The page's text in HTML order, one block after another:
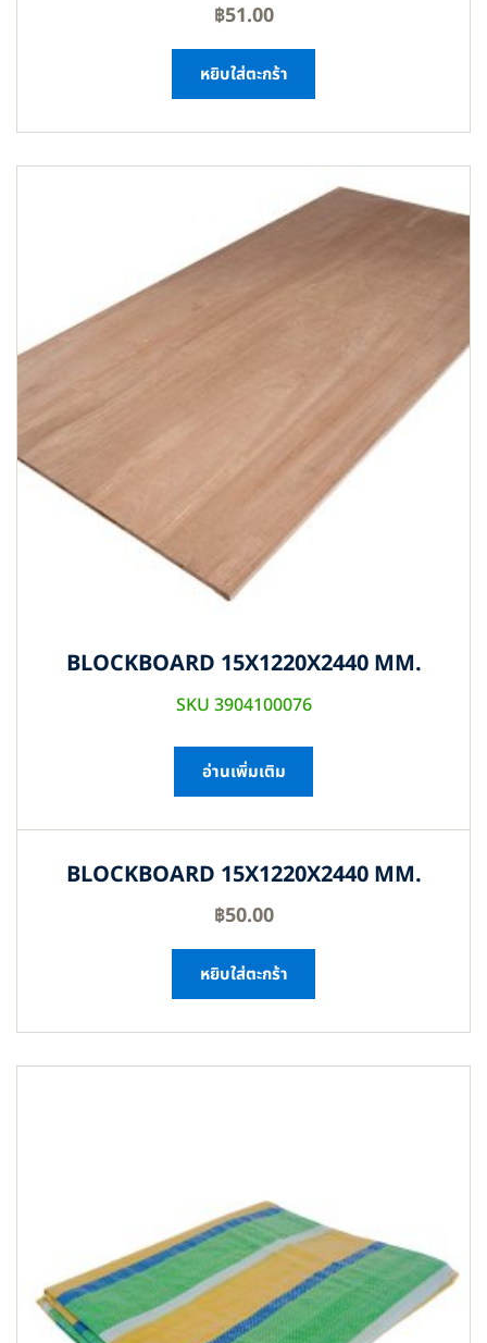
฿51.00
หยิบใส่ตะกร้า
BLOCKBOARD 15X1220X2440 MM.
SKU 3904100076
อ่านเพิ่มเติม
BLOCKBOARD 15X1220X2440 MM.
฿50.00
หยิบใส่ตะกร้า